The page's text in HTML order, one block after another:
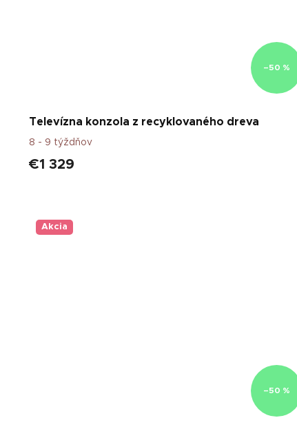
–50 %
Televízna konzola z recyklovaného dreva
8 - 9 týždňov
€1 329
Akcia
–50 %